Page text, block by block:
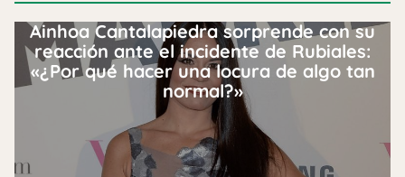
Ainhoa Cantalapiedra sorprende con su
reacción ante el incidente de Rubiales:
«¿Por qué hacer una locura de algo tan
normal?»